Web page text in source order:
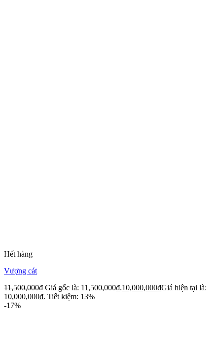
Hết hàng
Vượng cát
11,500,000₫ Giá gốc là: 11,500,000₫.10,000,000₫Giá hiện tại là:
10,000,000₫. Tiết kiệm: 13%
-17%